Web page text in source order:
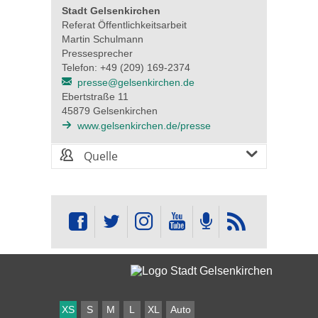
Stadt Gelsenkirchen
Referat Öffentlichkeitsarbeit
Martin Schulmann
Pressesprecher
Telefon: +49 (209) 169-2374
presse@gelsenkirchen.de
Ebertstraße 11
45879 Gelsenkirchen
www.gelsenkirchen.de/presse
Quelle
XS S M L XL Auto